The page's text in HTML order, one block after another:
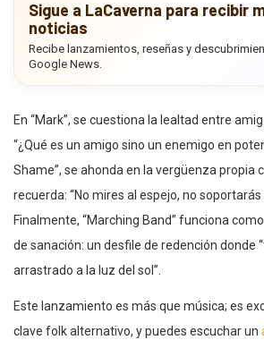
Sigue a LaCaverna para recibir
noticias
Recibe lanzamientos, reseñas y
Google News.
En “Mark”, se cuestiona la lealtad entre
“¿Qué es un amigo sino un enemigo en
Shame”, se ahonda en la vergüenza propia
recuerda: “No mires al espejo, no soportarás
Finalmente, “Marching Band” funciona
de sanación: un desfile de redención donde
arrastrado a la luz del sol”.
Este lanzamiento es más que música; es
clave folk alternativo, y puedes escuchar un